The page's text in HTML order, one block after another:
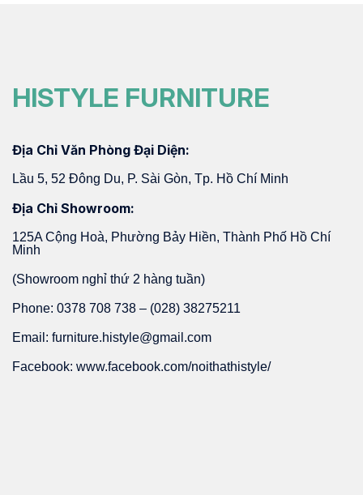
HISTYLE FURNITURE
Địa Chỉ Văn Phòng Đại Diện:
Lầu 5, 52 Đông Du, P. Sài Gòn, Tp. Hồ Chí Minh
Địa Chỉ Showroom:
125A Cộng Hoà, Phường Bảy Hiền, Thành Phố Hồ Chí
Minh
(Showroom nghỉ thứ 2 hàng tuần)
Phone: 0378 708 738 – (028) 38275211
Email: furniture.histyle@gmail.com
Facebook: www.facebook.com/noithathistyle/